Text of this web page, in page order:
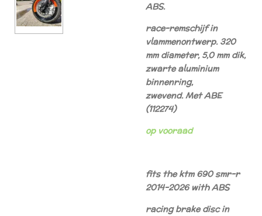
ABS.
race-remschijf in
vlammenontwerp. 320
mm diameter, 5,0 mm dik,
zwarte aluminium
binnenring,
zwevend. Met ABE
(112274)
op vooraad
fits the ktm 690 smr-r
2014-2026 with ABS
racing brake disc in